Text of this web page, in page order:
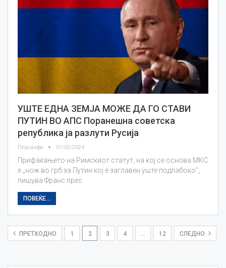
УШТЕ ЕДНА ЗЕМЈА МОЖЕ ДА ГО СТАВИ
ПУТИН ВО АПС Поранешна советска
република ја разлути Русија
Плусинфо 01/02/2024
Прифаќањето на Римскиот статут, на кој се основа МКС
е „нож во грб за Путин кој е заглавен уште подлабоко“,
пишува Франс прес.
ПОВЕЌЕ...
ПРЕТХОДНО 1 2 3 4 12 СЛЕДНО